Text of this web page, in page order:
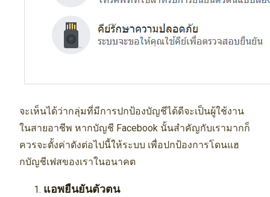
จะเห็นได้ว่ากลุ่มที่มีการปกป้องบัญชีได้ดีจะเป็นผู้ใช้งาน
ในสายอาชีพ หากบัญชี Facebook นั้นสำคัญกับเรามากก็
ควรจะตั้งค่าดังต่อไปนี้ให้ระบบ เพื่อปกป้องการโดนแฮ
กบัญชีเฟสของเราในอนาคต
แอพยืนยันตัวตน